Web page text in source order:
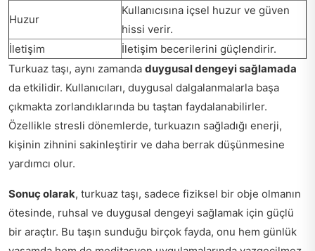
Huzur
Kullanıcısına içsel huzur ve güven
hissi verir.
İletişim
İletişim becerilerini güçlendirir.
Turkuaz taşı, aynı zamanda duygusal dengeyi sağlamada
da etkilidir. Kullanıcıları, duygusal dalgalanmalarla başa
çıkmakta zorlandıklarında bu taştan faydalanabilirler.
Özellikle stresli dönemlerde, turkuazın sağladığı enerji,
kişinin zihnini sakinleştirir ve daha berrak düşünmesine
yardımcı olur.
Sonuç olarak, turkuaz taşı, sadece fiziksel bir obje olmanın
ötesinde, ruhsal ve duygusal dengeyi sağlamak için güçlü
bir araçtır. Bu taşın sunduğu birçok fayda, onu hem günlük